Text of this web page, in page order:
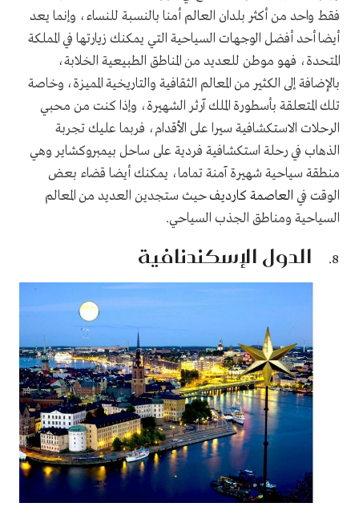
فقط واحد من أكثر بلدان العالم أمنا بالنسبة للنساء، وإنما يعد
أيضا أحد أفضل الوجهات السياحية التي يمكنك زيارتها في المملكة
المتحدة، فهو موطن للعديد من المناطق الطبيعية الخلابة،
بالإضافة إلى الكثير من المعالم الثقافية والتاريخية المميزة، وخاصة
تلك المتعلقة بأسطورة الملك آرثر الشهيرة، وإذا كنت من محبي
الرحلات الاستكشافية سيرا على الأقدام، فربما عليك تجربة
الذهاب في رحلة استكشافية فردية على ساحل بيمبروكشاير وهي
منطقة سياحية شهيرة آمنة تماما، يمكنك أيضا قضاء بعض
الوقت في العاصمة كارديفحيث ستجدين العديد من المعالم
السياحية ومناطق الجذب السياحي.
الدول الإسكندنافية